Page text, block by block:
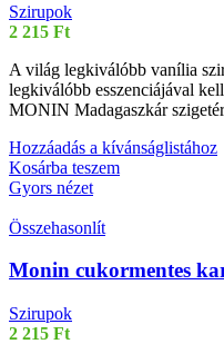
Szirupok
2 215 Ft
A világ legkiválóbb vanília
legkiválóbb esszenciájával
MONIN Madagaszkár
Hozzáadás a kívánságlistához
Kosárba teszem
Gyors nézet
Összehasonlít
Monin cukormentes
Szirupok
2 215 Ft